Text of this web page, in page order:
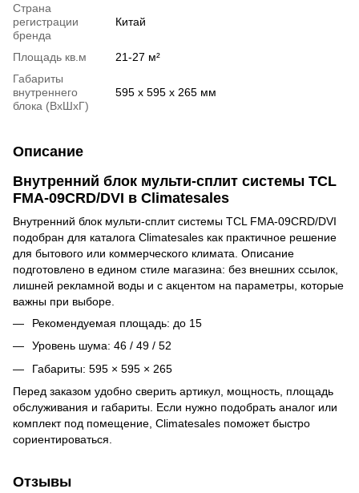
Страна
регистрации
бренда
Китай
Площадь кв.м
21-27 м²
Габариты
внутреннего
блока (ВхШхГ)
595 x 595 x 265 мм
Описание
Внутренний блок мульти-сплит системы TCL
FMA-09CRD/DVI в Climatesales
Внутренний блок мульти-сплит системы TCL FMA-09CRD/DVI
подобран для каталога Climatesales как практичное решение
для бытового или коммерческого климата. Описание
подготовлено в едином стиле магазина: без внешних ссылок,
лишней рекламной воды и с акцентом на параметры, которые
важны при выборе.
Рекомендуемая площадь: до 15
Уровень шума: 46 / 49 / 52
Габариты: 595 × 595 × 265
Перед заказом удобно сверить артикул, мощность, площадь
обслуживания и габариты. Если нужно подобрать аналог или
комплект под помещение, Climatesales поможет быстро
сориентироваться.
Отзывы